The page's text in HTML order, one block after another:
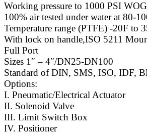
Working pressure to 1000 PSI WOG
100% air tested under water at 80-
Temperature range (PTFE) -20F to
With lock on handle,ISO 5211
Full Port
Sizes 1″ – 4″/DN25-DN100
Standard of DIN, SMS, ISO, IDF,
Options:
I. Pneumatic/Electrical Actuator
II. Solenoid Valve
III. Limit Switch Box
IV. Positioner